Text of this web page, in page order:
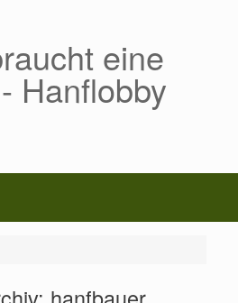
eine
Hanflobby